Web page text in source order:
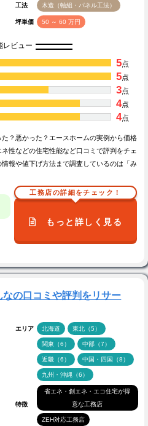
工法 木造（軸組・パネル工法）
坪単価 50 ～ 60 万円
レビュー
5点
5点
3点
4点
4点
？悪かった？エースホームの実例から価格
性などの住宅性能など口コミで評判をチェ
報や値下げ方法まで調査しているのは「み
工務店の詳細をチェック！
もっと詳しく見る
の口コミや評判をリサー
エリア 北海道 東北（5）
関東（6） 中部（7）
近畿（6） 中国・四国（8）
九州・沖縄（6）
特徴
省エネ・創エネ・エコ住宅が得
意な工務店
ZEH対応工務店